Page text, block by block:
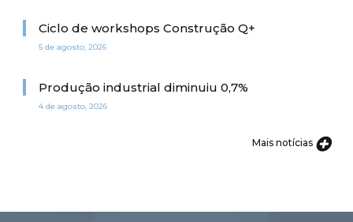
Ciclo de workshops Construção Q+
5 de agosto, 2026
Produção industrial diminuiu 0,7%
4 de agosto, 2026
Mais notícias